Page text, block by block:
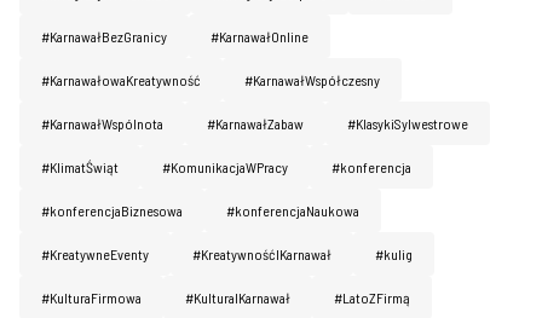
#KarnawałBezGranicy #KarnawałOnline
#KarnawałowaKreatywność #KarnawałWspółczesny
#KarnawałWspólnota #KarnawałZabaw #KlasykiSylwestrowe
#KlimatŚwiąt #KomunikacjaWPracy #konferencja
#konferencjaBiznesowa #konferencjaNaukowa
#KreatywneEventy #KreatywnośćIKarnawał #kulig
#KulturaFirmowa #KulturaIKarnawał #LatoZFirmą